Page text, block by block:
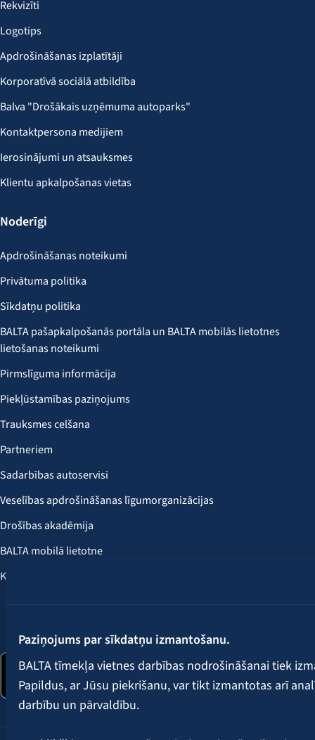
Paziņojums par sīkdatņu izmantošanu.
BALTA tīmekļa vietnes darbības nodrošināšanai tiek
Papildus, ar Jūsu piekrišanu, var tikt izmantotas arī
darbību un pārvaldību.
Rekvizīti
Logotips
Apdrošināšanas izplatītāji
Korporatīvā sociālā atbildība
Balva "Drošākais uzņēmuma autoparks"
Kontaktpersona medijiem
Ierosinājumi un atsauksmes
Klientu apkalpošanas vietas
Noderīgi
Apdrošināšanas noteikumi
Privātuma politika
Sīkdatņu politika
BALTA pašapkalpošanās portāla un BALTA mobilās lietotnes
lietošanas noteikumi
Pirmslīguma informācija
Piekļūstamības paziņojums
Trauksmes celšana
Partneriem
Sadarbības autoservisi
Veselības apdrošināšanas līgumorganizācijas
Drošības akadēmija
BALTA mobilā lietotne
Klientu labumi